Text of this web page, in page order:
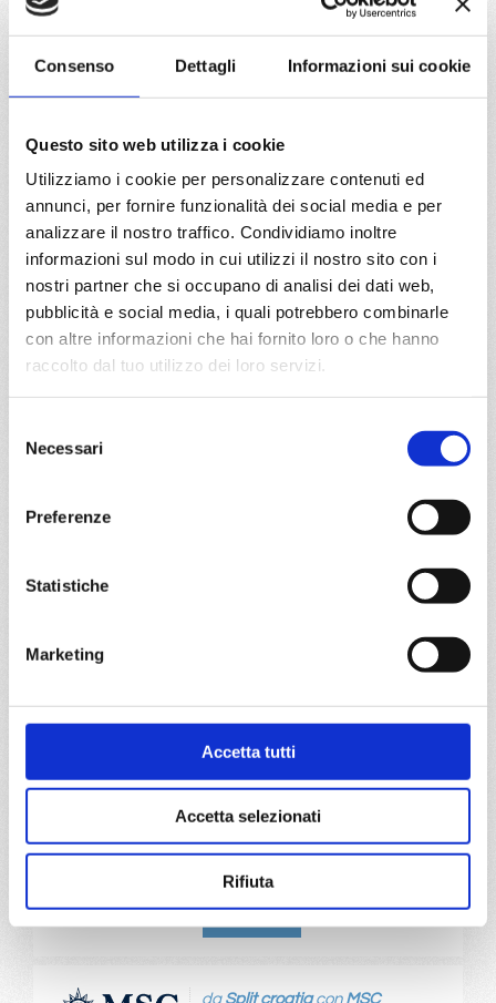
Consenso Dettagli Informazioni sui cookie
Questo sito web utilizza i cookie
Utilizziamo i cookie per personalizzare contenuti ed
annunci, per fornire funzionalità dei social media e per
analizzare il nostro traffico. Condividiamo inoltre
informazioni sul modo in cui utilizzi il nostro sito con i
nostri partner che si occupano di analisi dei dati web,
pubblicità e social media, i quali potrebbero combinarle
con altre informazioni che hai fornito loro o che hanno
raccolto dal tuo utilizzo dei loro servizi.
delNecessari
Preferenze
Statistiche
Marketing
Accetta tutti
Accetta selezionati
Rifiuta
Mediterraneo8 giorni
Barcellona
19/10/2028
€ 683
26/10/2028
€ 683
MSC Armonia
€ 683
DETTAGLI
da Split croatiacon MSC